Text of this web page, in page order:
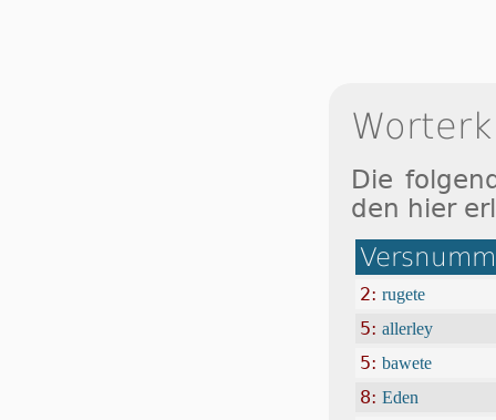
Die
den hier
2: rugete
5: allerley
5: bawete
8: Eden